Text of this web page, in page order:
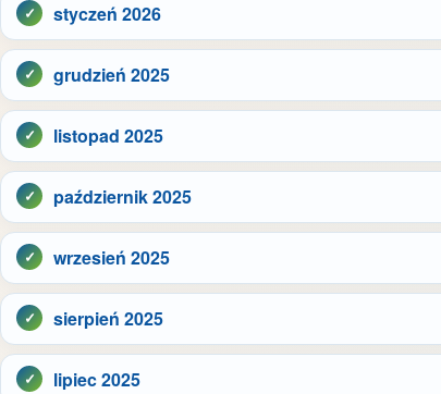
styczeń 2026
grudzień 2025
listopad 2025
październik 2025
wrzesień 2025
sierpień 2025
lipiec 2025